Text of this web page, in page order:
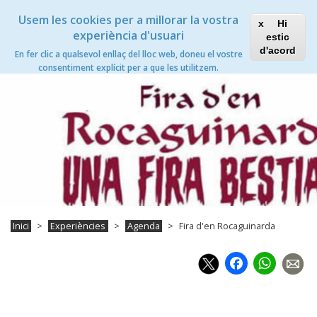
Usem les cookies per a millorar la vostra
experiència d'usuari
En fer clic a qualsevol enllaç del lloc web, doneu el vostre
consentiment explícit per a que les utilitzem.
Hi
estic
d'acord
Toggle
Xanascat
Toggle
navigation
Fira d'en Rocaguinarda
Inici Experiències Agenda Fira d'en Rocaguinarda